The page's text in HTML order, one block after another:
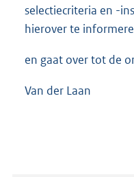
selectiecriteria en -
hierover te
en gaat over tot de
Van der Laan